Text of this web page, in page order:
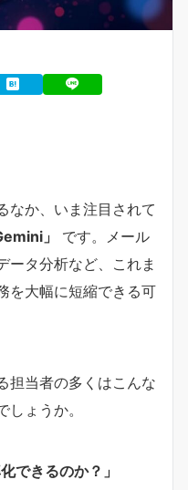
なか、いま注目されて
」
です。メール
ータ分析など、これま
を大幅に短縮できる可
担当者の多くはこんな
ょうか。
できるのか？」